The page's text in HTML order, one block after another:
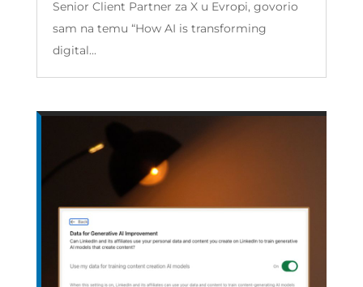
Senior Client Partner za X u Evropi, govorio
sam na temu “How AI is transforming
digital...